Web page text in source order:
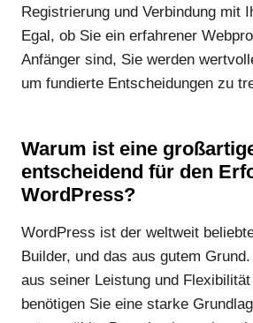
Registrierung und Verbindung mit
Egal, ob Sie ein erfahrener
Anfänger sind, Sie werden
um fundierte Entscheidungen zu
Warum ist eine
entscheidend für den
WordPress?
WordPress ist der weltweit
Builder, und das aus gutem
aus seiner Leistung und
benötigen Sie eine starke